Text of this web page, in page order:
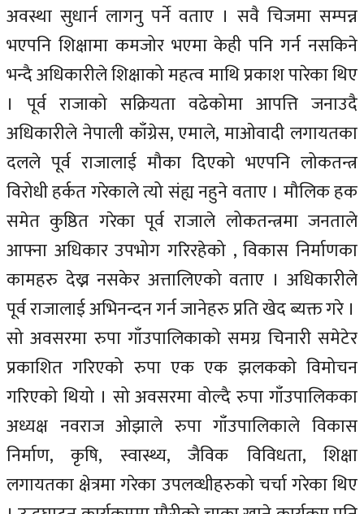
अवस्था सुधार्न लागनु पर्ने वताए । सवै चिजमा सम्पन्न
भएपनि शिक्षामा कमजोर भएमा केही पनि गर्न नसकिने
भन्दै अधिकारीले शिक्षाको महत्व माथि प्रकाश पारेका थिए
। पूर्व राजाको सक्रियता वढेकोमा आपत्ति जनाउदै
अधिकारीले नेपाली काँग्रेस, एमाले, माओवादी लगायतका
दलले पूर्व राजालाई मौका दिएको भएपनि लोकतन्त्र
विरोधी हर्कत गरेकाले त्यो संह्य नहुने वताए । मौलिक हक
समेत कुष्ठित गरेका पूर्व राजाले लोकतन्त्रमा जनताले
आफ्ना अधिकार उपभोग गरिरहेको , विकास निर्माणका
कामहरु देख्न नसकेर अत्तालिएको वताए । अधिकारीले
पूर्व राजालाई अभिनन्दन गर्न जानेहरु प्रति खेद ब्यक्त गरे ।
सो अवसरमा रुपा गाँउपालिकाको समग्र चिनारी समेटेर
प्रकाशित गरिएको रुपा एक एक झलकको विमोचन
गरिएको थियो । सो अवसरमा वोल्दै रुपा गाँउपालिकका
अध्यक्ष नवराज ओझाले रुपा गाँउपालिकाले विकास
निर्माण, कृषि, स्वास्थ्य, जैविक विविधता, शिक्षा
लगायतका क्षेत्रमा गरेका उपलव्धीहरुको चर्चा गरेका थिए